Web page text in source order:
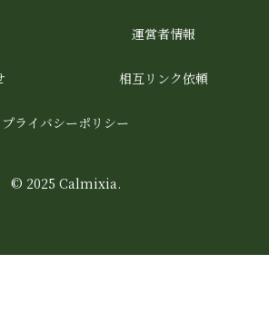
運営者情報
相互リンク依頼
プライバシーポリシー
© 2025 Calmixia.